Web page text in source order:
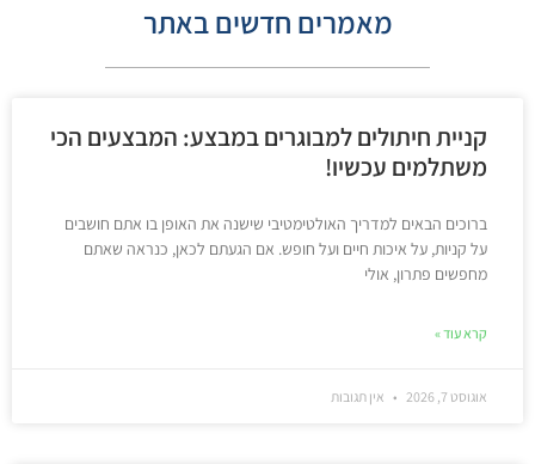
מאמרים חדשים באתר
קניית חיתולים למבוגרים במבצע: המבצעים הכי
משתלמים עכשיו!
ברוכים הבאים למדריך האולטימטיבי שישנה את האופן בו אתם חושבים
על קניות, על איכות חיים ועל חופש. אם הגעתם לכאן, כנראה שאתם
מחפשים פתרון, אולי
קרא עוד »
אוגוסט 7, 2026 אין תגובות